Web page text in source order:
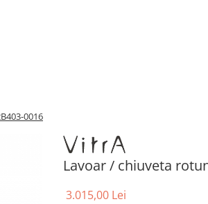
0016
Lavoar / chiuveta
3.015,00 Lei